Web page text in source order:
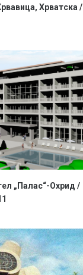
Хрватска /
„Палас“-Охрид /